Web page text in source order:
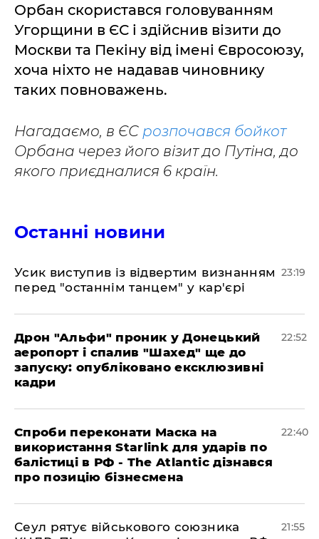
Орбан скористався головуванням
Угорщини в ЄС і здійснив візити до
Москви та Пекіну від імені Євросоюзу,
хоча ніхто не надавав чиновнику
таких повноважень.
Нагадаємо, в ЄС розпочався бойкот
Орбана через його візит до Путіна, до
якого приєдналися 6 країн.
Останні новини
​Усик виступив із відвертим визнанням
перед "останнім танцем" у кар'єрі
23:19
​Дрон "Альфи" проник у Донецький
аеропорт і спалив "Шахед" ще до
запуску: опубліковано ексклюзивні
кадри
22:52
​Спроби переконати Маска на
використання Starlink для ударів по
балістиці в РФ - The Atlantic дізнався
про позицію бізнесмена
22:40
​Сеул рятує військового союзника
21:55